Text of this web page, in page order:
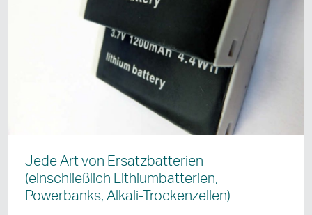
Jede Art von Ersatzbatterien
(einschließlich Lithiumbatterien,
Powerbanks, Alkali-Trockenzellen)